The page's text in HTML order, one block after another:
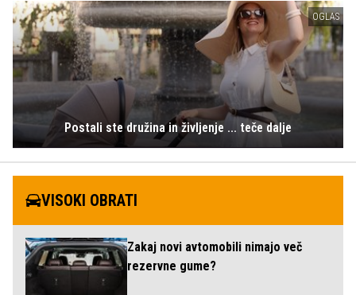
OGLAS
Postali ste družina in življenje ... teče dalje
VISOKI OBRATI
Zakaj novi avtomobili nimajo več
rezervne gume?